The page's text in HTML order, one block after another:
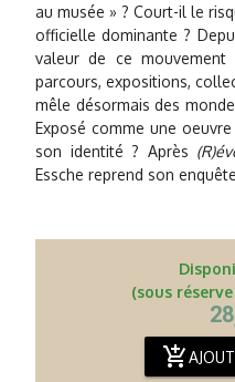
au musée » ? Court-il le
officielle dominante ?
valeur de ce
parcours, expositions,
mêle désormais des
Exposé comme une
son identité ? Après
Essche reprend son
(sous
add_shopping_cart